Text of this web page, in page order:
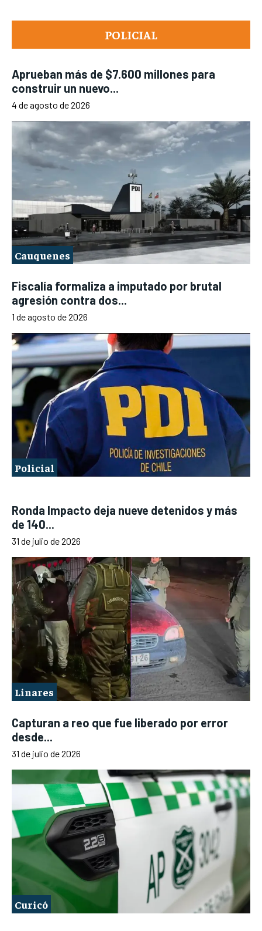
POLICIAL
Aprueban más de $7.600 millones para
construir un nuevo...
4 de agosto de 2026
Cauquenes
Fiscalía formaliza a imputado por brutal
agresión contra dos...
1 de agosto de 2026
Policial
Ronda Impacto deja nueve detenidos y más
de 140...
31 de julio de 2026
Linares
Capturan a reo que fue liberado por error
desde...
31 de julio de 2026
Curicó